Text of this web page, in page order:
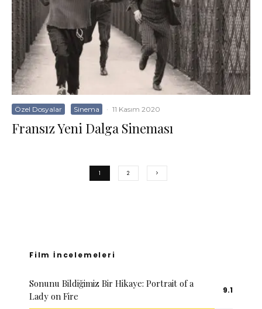
Özel Dosyalar Sinema · 11 Kasım 2020
Fransız Yeni Dalga Sineması
1 2
Film İncelemeleri
Sonunu Bildiğimiz Bir Hikaye: Portrait of a
Lady on Fire
9.1